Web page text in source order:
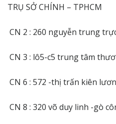
TRỤ SỞ CHÍNH – TPHCM
CN 2 : 260 nguyễn trung
CN 3 : lô5-c5 trung tâm
CN 6 : 572 -thị trấn kiên
CN 8 : 320 võ duy linh -gò